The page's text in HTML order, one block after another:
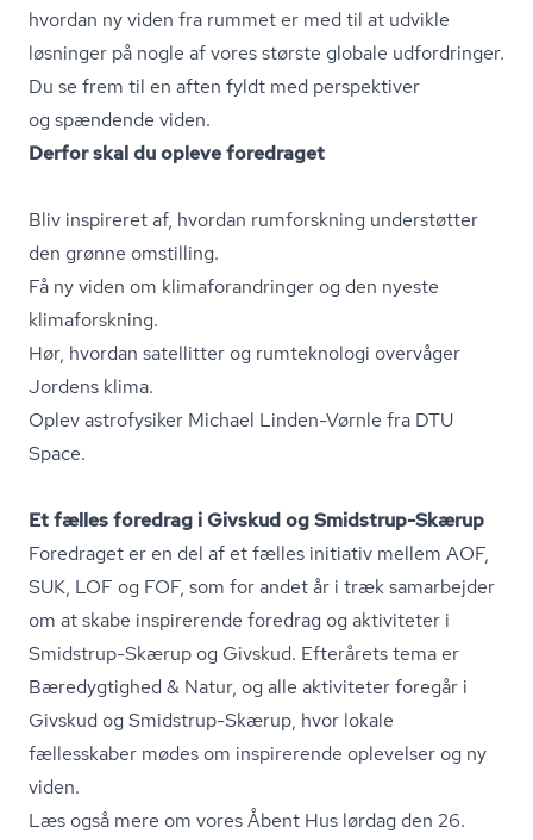
hvordan ny viden fra rummet er med til at udvikle
løsninger på nogle af vores største globale udfordringer.
Du se frem til en aften fyldt med perspektiver
og spændende viden.
Derfor skal du opleve foredraget
Bliv inspireret af, hvordan rumforskning understøtter
den grønne omstilling.
Få ny viden om kli­ma­for­an­drin­ger og den nyeste
klimaforskning.
Hør, hvordan satellitter og rumteknologi overvåger
Jordens klima.
Oplev astrofysiker Michael Linden-Vørnle fra DTU
Space.
Et fælles foredrag i Givskud og Smidstrup-Skærup
Foredraget er en del af et fælles initiativ mellem AOF,
SUK, LOF og FOF, som for andet år i træk samarbejder
om at skabe inspirerende foredrag og aktiviteter i
Smidstrup-Skærup og Givskud. Efterårets tema er
Bæredygtighed & Natur, og alle aktiviteter foregår i
Givskud og Smidstrup-Skærup, hvor lokale
fællesskaber mødes om inspirerende oplevelser og ny
viden.
Læs også mere om vores Åbent Hus lørdag den 26.